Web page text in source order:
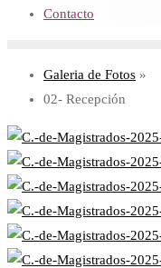
Contacto
Galeria de Fotos »
02- Recepción